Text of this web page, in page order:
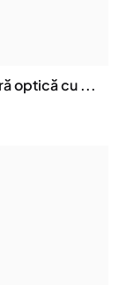
optică cu ...